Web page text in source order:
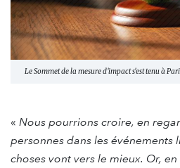
Le Sommet de la mesure d'impact s'est tenu à
« Nous pourrions croire, en
personnes dans les événements
choses vont vers le mieux. Or,